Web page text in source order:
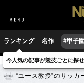
ランキング 名作 #甲子園
サッカー Jリーグ
“ユース教授”のサッカ
今人気の記事が競技ごとに探